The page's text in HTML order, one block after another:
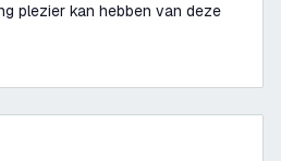
plezier kan hebben van deze